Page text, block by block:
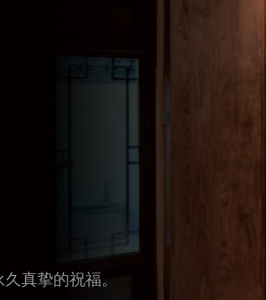
真挚的祝福。